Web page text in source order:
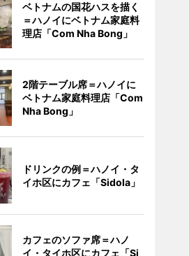
ベトナムの国花ハスを描く
＝ハノイにベトナム家庭料
理店「Com Nha Bong」
2階テーブル席＝ハノイに
ベトナム家庭料理店「Com
Nha Bong」
ドリンクの例＝ハノイ・タ
イホ区にカフェ「Sidola」
カフェのソファ席＝ハノ
イ・タイホ区にカフェ「Si